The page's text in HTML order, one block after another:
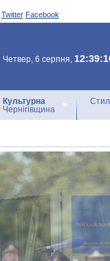
Twitter Facebook
Четвер, 6 серпня,
Культурна
Чернігівщина